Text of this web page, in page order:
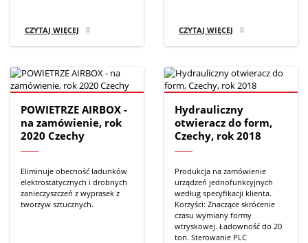
CZYTAJ WIĘCEJ CZYTAJ WIĘCEJ
POWIETRZE AIRBOX -
na zamówienie, rok
2020 Czechy
Eliminuje obecność ładunków
elektrostatycznych i drobnych
zanieczyszczeń z wyprasek z
tworzyw sztucznych.
Hydrauliczny
otwieracz do form,
Czechy, rok 2018
Produkcja na zamówienie
urządzeń jednofunkcyjnych
według specyfikacji klienta.
Korzyści: Znaczące skrócenie
czasu wymiany formy
wtryskowej. Ładowność do 20
ton. Sterowanie PLC